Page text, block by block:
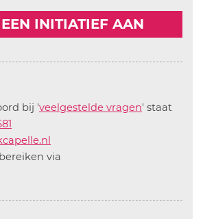
INITIATIEF AAN
bij 'veelgestelde vragen' staat
via